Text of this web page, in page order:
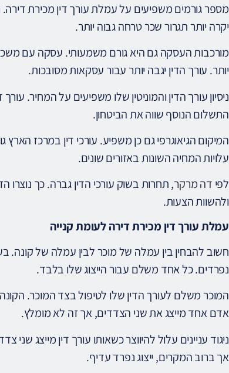
מספר גורמים משפיעים על עמלת עורך דין מכירת
יקרה יותר תגרור שכר טרחה גבוה יותר.
מורכבות העסקה גם היא גורם משמעותי. עסקה עם
יותר. עורך הדין יגבה יותר עבור עסקאות מסובכות.
ניסיון עורך הדין והמוניטין שלו משפיעים על המחיר.
התשלום הנוסף שווה את הביטחון.
המיקום הגיאוגרפי גם כן משפיע. עורכי דין במרכז
עלויות המחיה השונות באזורים שונים.
לפי דה מרקר, תחרות בשוק עורכי הדין גברה. כך נוצרו
ולהשוות הצעות.
עמלת עורך דין מכירת דירה לעומת קנייה
חשוב להבחין בין עמלה של מוכר לבין עמלה של קונה.
נפרדים. כל אחד משלם עבור הייצוג שלו בלבד.
המוכר משלם לעורך הדין שלו לטיפול בצד המוכר.
אדם אחד מייצג את שני הצדדים, אך זה לא מומלץ.
ניגוד עניינים עלול להיווצר כשאותו עורך דין מייצג שני
אך ברוב המקרים, ייצוג נפרד עדיף.